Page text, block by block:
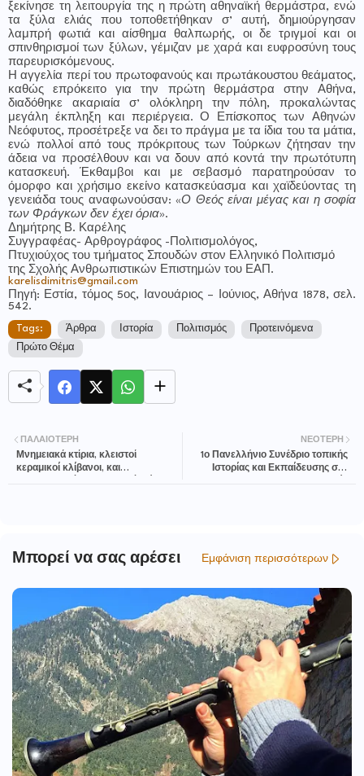
ξεκίνησε τη λειτουργία της η πρώτη αθηναϊκή θερμάστρα, ενώ
τα ξύλα ελιάς που τοποθετήθηκαν σ’ αυτή, δημιούργησαν
λαμπρή φωτιά καιαίσθημα θαλπωρής, οι δε τριγμοί και οι
σπινθηρισμοί των ξύλων, γέμιζαν με χαρά και ευφροσύνη τους
παρευρισκόμενους.
Η αγγελία περί του πρωτοφανούς και πρωτάκουστου θεάματος,
καθώς επρόκειτο για την πρώτη θερμάστρα στην Αθήνα,
διαδόθηκε ακαριαία σ’ ολόκληρη την πόλη, προκαλώντας
μεγάλη έκπληξη και περιέργεια. Ο Επίσκοπος των Αθηνών
Νεόφυτος, προσέτρεξε να δει το πράγμα με τα ίδια του τα μάτια,
ενώ πολλοί από τους πρόκριτους των Τούρκων ζήτησαν την
άδεια να προσέλθουν και να δουν από κοντά την πρωτότυπη
κατασκευή. Έκθαμβοι και με σεβασμό παρατηρούσαν το
όμορφο και χρήσιμο εκείνο κατασκεύασμα και χαϊδεύοντας τη
γενειάδα τους αναφωνούσαν: «Ο Θεός είναι μέγας και η σοφία
των Φράγκων δεν έχει όρια».
Δημήτρης Β. Καρέλης
Συγγραφέας- Αρθρογράφος -Πολιτισμολόγος,
Πτυχιούχος του τμήματος Σπουδών στον Ελληνικό Πολιτισμό
της Σχολής Ανθρωπιστικών Επιστημών του ΕΑΠ.
karelisdimitris@gmail.com
Πηγή: Εστία, τόμος 5ος, Ιανουάριος – Ιούνιος, Αθήνα 1878, σελ.
542.
Tags: Άρθρα Ιστορία Πολιτισμός
Προτεινόμενα
Πρώτο Θέμα
ΝΕΌΤΕΡΗ
1ο Πανελλήνιο Συνέδριο τοπικής
Ιστορίας και Εκπαίδευσης στη
ΠΑΛΑΙΌΤΕΡΗ
Μνημειακά κτίρια, κλειστοί
κεραμικοί κλίβανοι, και
Μπορεί να σας αρέσει Εμφάνιση περισσότερων